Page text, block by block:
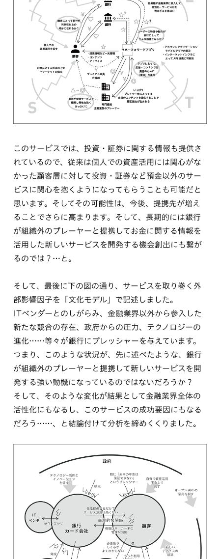
このサービスでは、投資・証券に関する情報も提供さ
れているので、従来は個人での資産活用には関心がな
かった顧客層に対して投資・証券など預金以外のサー
ビスに関心を抱くようになってもらうことも可能だと
思います。そしてその可能性は、今後、提携先が増え
ることでさらに高まります。そして、長期的には銀行
が組織外のプレーヤーと提携してお金に関する情報を
活用した新しいサービスを開発する機会創出にも繋が
るのでは？…と。
そして、最後に下の図の通り、サービスを取り巻く外
部影響因子を「文化モデル」で記述しました。
ITベンダーとのしがらみ、金融業界以外から参入した
新たな競合の存在、政府からの圧力、テクノロジーの
進化……等々が銀行にプレッシャーを与えています。
つまり、このような状況が、先に述べたような、銀行
が組織外のプレーヤーと提携して新しいサービスを開
発する強い動機になっているのではないだろうか？
そして、そのような変化が結果として金融業界全体の
活性化にもなるし、このサービスの成功要因にもなる
だろう……、と結論付けて分析を締めくくりました。